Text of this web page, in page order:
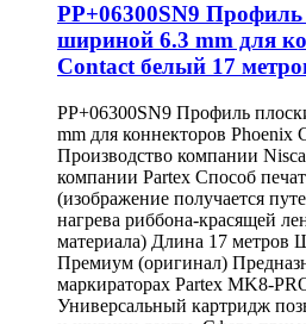
PP+06300SN9 Профиль
шириной 6.3 mm для
Contact белый 17
PP+06300SN9 Профиль
mm для коннекторов Phoenix
Производство компании
компании Partex Способ
(изображение получается
нагрева риббона-красящей
материала) Длина 17 метров
Премиум (оригинал)
маркираторах Partex MK8-
Универсальный картридж